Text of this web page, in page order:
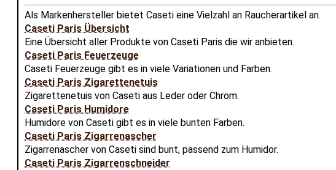
Als Markenhersteller bietet Caseti eine Vielzahl an Raucherartikel an.
Caseti Paris Übersicht
Eine Übersicht aller Produkte von Caseti Paris die wir anbieten.
Caseti Paris Feuerzeuge
Caseti Feuerzeuge gibt es in viele Variationen und Farben.
Caseti Paris Zigarettenetuis
Zigarettenetuis von Caseti aus Leder oder Chrom.
Caseti Paris Humidore
Humidore von Caseti gibt es in viele bunten Farben.
Caseti Paris Zigarrenascher
Zigarrenascher von Caseti sind bunt, passend zum Humidor.
Caseti Paris Zigarrenschneider